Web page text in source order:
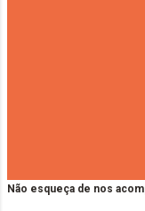
Não esqueça de nos